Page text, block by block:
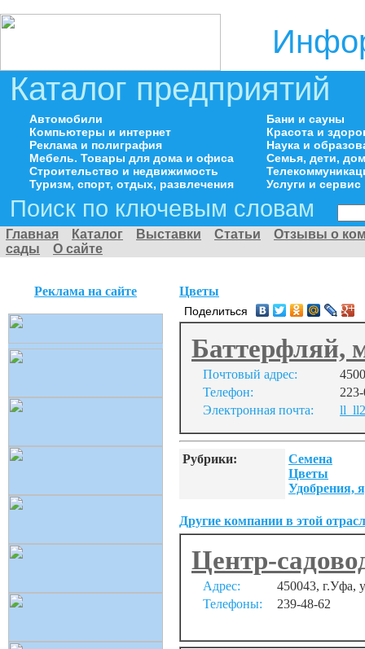
Каталог предприятий
Автомобили
Компьютеры и интернет
Реклама и полиграфия
Мебель. Товары для дома и офиса
Строительство и недвижимость
Туризм, спорт, отдых, развлечения
Бани и сауны
Красота и
Наука и
Семья, дети,
Услуги и сервис
Поиск по ключевым словам
Главная Каталог Выставки Статьи
Отзывы о
сады
О сайте
Реклама на сайте Цветы
Поделиться
Баттерфляй,
Почтовый адрес:
Телефон:
Электронная почта:
Рубрики:
Семена
Цветы
Удобрения,
Другие компании в этой
Центр-
Адрес:
450043, г.Уфа,
Телефоны:
239-48-62